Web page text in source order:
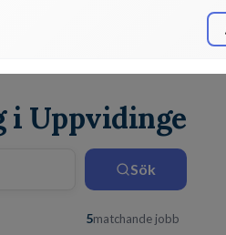
i Uppvidinge
Sök
5matchande jobb